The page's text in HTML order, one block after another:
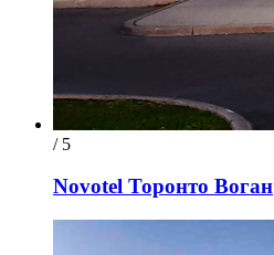
/ 5
Novotel Торонто Воган